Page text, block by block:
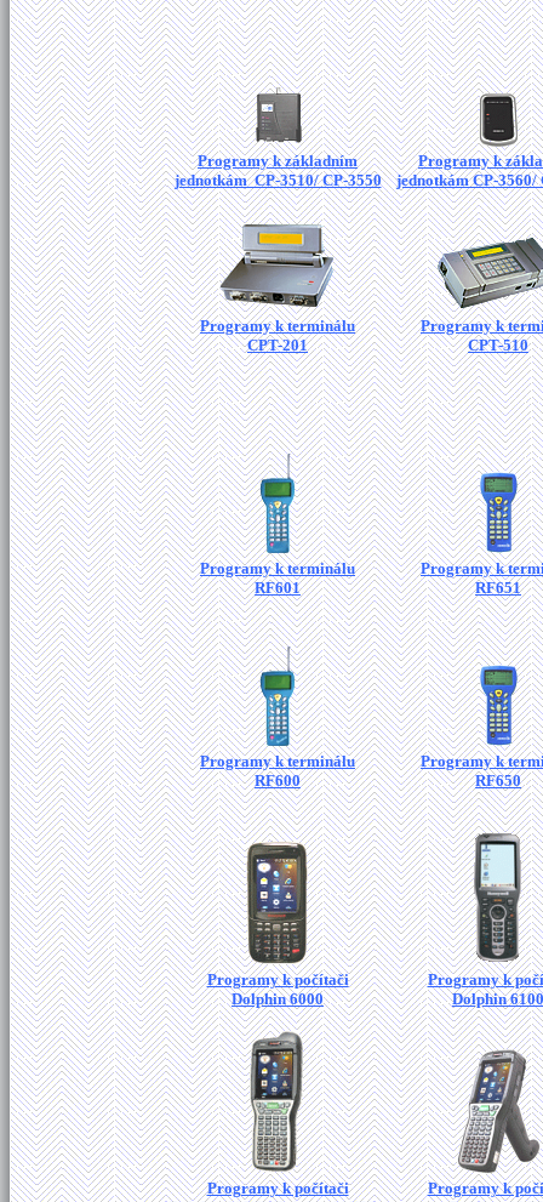
Programy k základním
jednotkám CP-3510/ CP-3550
Programy k
jednotkám CP-3560/
Programy k terminálu
CPT-201
Programy k
CPT-510
Programy k terminálu
RF601
Programy k
RF651
Programy k terminálu
RF600
Programy k
RF650
Programy k počítači
Dolphin 6000
Programy k
Dolphin 6100
Programy k počítači
Programy k